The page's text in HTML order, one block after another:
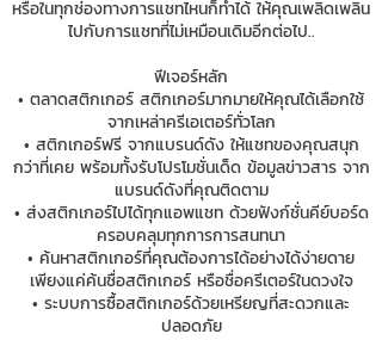
หรือในทุกช่องทางการแชทไหนก็ทำได้ ให้คุณเพลิดเพลิน
ไปกับการแชทที่ไม่เหมือนเดิมอีกต่อไป..
ฟีเจอร์หลัก
• ตลาดสติกเกอร์ สติกเกอร์มากมายให้คุณได้เลือกใช้
จากเหล่าครีเอเตอร์ทั่วโลก
• สติกเกอร์ฟรี จากแบรนด์ดัง ให้แชทของคุณสนุก
กว่าที่เคย พร้อมทั้งรับโปรโมชั่นเด็ด ข้อมูลข่าวสาร จาก
แบรนด์ดังที่คุณติดตาม
• ส่งสติกเกอร์ไปได้ทุกแอพแชท ด้วยฟังก์ชั่นคีย์บอร์ด
ครอบคลุมทุกการการสนทนา
• ค้นหาสติกเกอร์ที่คุณต้องการได้อย่างได้ง่ายดาย
เพียงแค่ค้นชื่อสติกเกอร์ หรือชื่อครีเตอร์ในดวงใจ
• ระบบการซื้อสติกเกอร์ด้วยเหรียญที่สะดวกและ
ปลอดภัย